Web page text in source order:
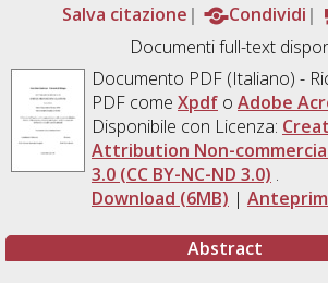
Salva citazione
Condividi
Documenti full-text
Documento PDF(Italiano) -
PDF come Xpdfo Adobe
Disponibile con Licenza:
Attribution Non-
3.0 (CC BY-NC-ND 3.0) .
Download (6MB) |
Abstract